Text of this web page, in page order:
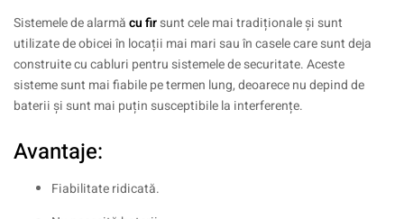
Sistemele de alarmăcu firsunt cele mai tradiționale și sunt
utilizate de obicei în locații mai mari sau în casele care sunt deja
construite cu cabluri pentru sistemele de securitate. Aceste
sisteme sunt mai fiabile pe termen lung, deoarece nu depind de
baterii și sunt mai puțin susceptibile la interferențe.
Avantaje:
Fiabilitate ridicată.